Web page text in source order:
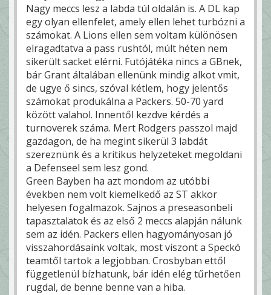
Nagy meccs lesz a labda túl oldalán is. A DL kap
egy olyan ellenfelet, amely ellen lehet turbózni a
számokat. A Lions ellen sem voltam különösen
elragadtatva a pass rushtól, múlt héten nem
sikerült sacket elérni. Futójátéka nincs a GBnek,
bár Grant általában ellenünk mindig alkot vmit,
de ugye ő sincs, szóval kétlem, hogy jelentős
számokat produkálna a Packers. 50-70 yard
között valahol. Innentől kezdve kérdés a
turnoverek száma. Mert Rodgers passzol majd
gazdagon, de ha megint sikerül 3 labdát
szereznünk és a kritikus helyzeteket megoldani
a Defenseel sem lesz gond.
Green Bayben ha azt mondom az utóbbi
években nem volt kiemelkedő az ST akkor
helyesen fogalmazok. Sajnos a preseasonbeli
tapasztalatok és az első 2 meccs alapján nálunk
sem az idén. Packers ellen hagyományosan jó
visszahordásaink voltak, most viszont a Speckó
teamtől tartok a legjobban. Crosbyban ettől
függetlenül bízhatunk, bár idén elég tűrhetően
rugdal, de benne benne van a hiba.